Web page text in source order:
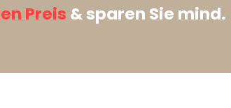
Preis & sparen Sie mind.